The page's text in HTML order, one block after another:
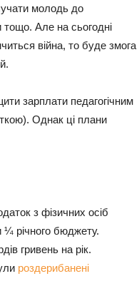
молодь до
тощо. Але на сьогодні
війна, то буде змога
зарплати педагогічним
Однак ці плани
з фізичних осіб
річного бюджету.
гривень на рік.
роздерибанені